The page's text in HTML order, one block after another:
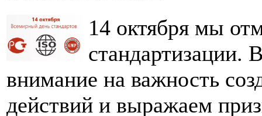
14 октября мы
стандартизации.
внимание на важность
действий и выражаем